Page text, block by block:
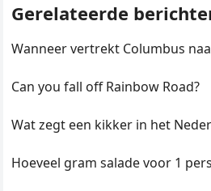
Gerelateerde
Wanneer vertrekt Columbus
Can you fall off Rainbow Road?
Wat zegt een kikker in het
Hoeveel gram salade voor 1